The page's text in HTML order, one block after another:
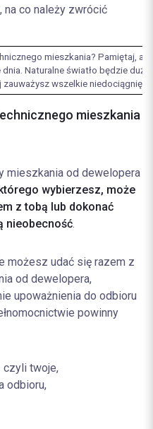
co należy zwrócić
mieszkania? Pamiętaj,
Naturalne światło będzie
zauważysz wszelkie
mieszkania
mieszkania od dewelopera
wybierzesz, może
z tobą lub dokonać
nieobecność.
możesz udać się razem z
od dewelopera,
upoważnienia do odbioru
powinny
czyli twoje,
odbioru,